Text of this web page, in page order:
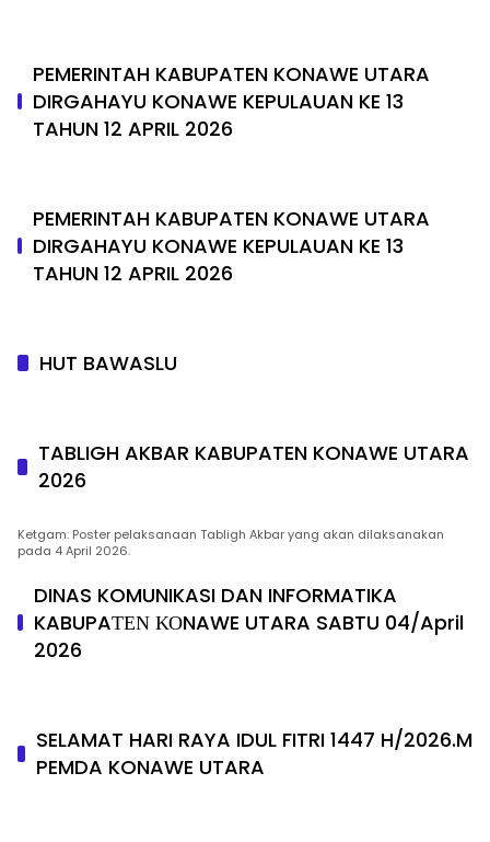
PEMERINTAH KABUPATEN KONAWE UTARA
DIRGAHAYU KONAWE KEPULAUAN KE 13
TAHUN 12 APRIL 2026
PEMERINTAH KABUPATEN KONAWE UTARA
DIRGAHAYU KONAWE KEPULAUAN KE 13
TAHUN 12 APRIL 2026
HUT BAWASLU
TABLIGH AKBAR KABUPATEN KONAWE UTARA
2026
Ketgam: Poster pelaksanaan Tabligh Akbar yang akan dilaksanakan
pada 4 April 2026.
DINAS KOMUNIKASI DAN INFORMATIKA
KABUPAΤΕΝ ΚΟNAWE UTARA SABTU 04/April
2026
SELAMAT HARI RAYA IDUL FITRI 1447 H/2026.M
PEMDA KONAWE UTARA